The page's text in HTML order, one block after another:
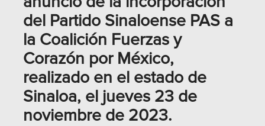
del Partido Sinaloense PAS a
la Coalición Fuerzas y
Corazón por México,
realizado en el estado de
Sinaloa, el jueves 23 de
noviembre de 2023.